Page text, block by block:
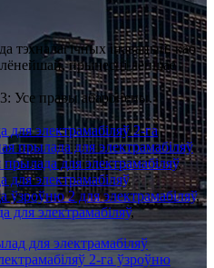
тэхналагічных інавацый, каб
прынесці лепшае
Усе правы абаронены.
для электрамабіляў 2-га
прылада для электрамабіляў
для электрамабіляў,
для электрамабіляў,
ўзроўню 2 для электрамабіляў,
для электрамабіляў,
для электрамабіляў
2-га ўзроўню